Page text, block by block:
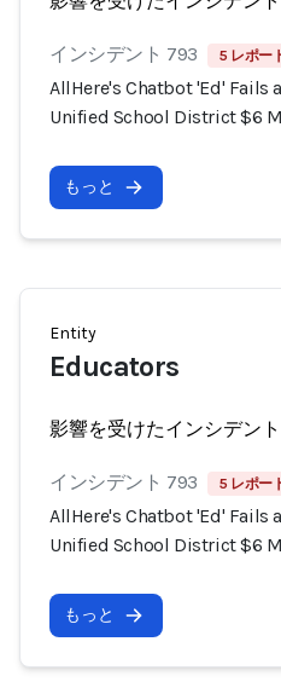
インシデント 793 5 レポー
AllHere's Chatbot 'Ed' Fails
Unified School District $6
もっと
Entity
Educators
影響を受けたインシデント
インシデント 793 5 レポー
AllHere's Chatbot 'Ed' Fails
Unified School District $6
もっと